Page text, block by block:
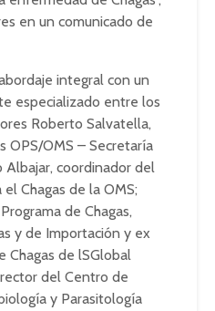
en un comunicado de
integral con un
especializado entre los
Roberto Salvatella,
OPS/OMS – Secretaría
Albajar, coordinador del
Chagas de la OMS;
de Chagas,
y de Importación y ex
Chagas de lSGlobal
del Centro de
y Parasitología